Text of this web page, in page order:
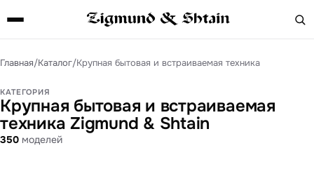
Главная/Каталог/Крупная бытовая и встраиваемая техника
КАТЕГОРИЯ
Крупная бытовая и встраиваемая
техника Zigmund & Shtain
350 моделей